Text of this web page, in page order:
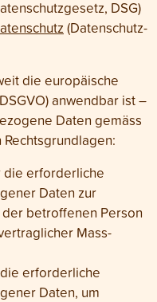
DSG)
(Daten­schutz­
die europäische
anwendbar ist –
Daten gemäss
die erforderliche
Daten zur
betroffenen Person
Mass­
erforderliche
Daten, um